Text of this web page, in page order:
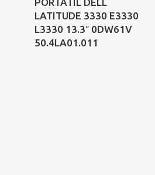
LATITUDE 3330 E3330
L3330 13.3″ 0DW61V
50.4LA01.011